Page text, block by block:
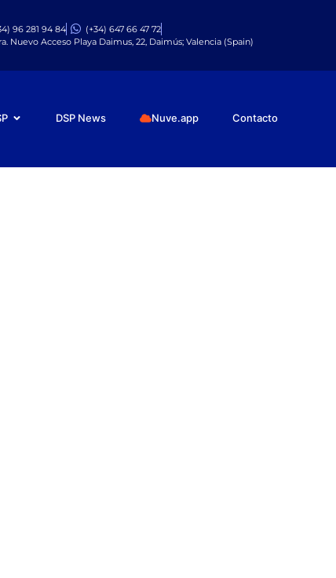
96 281 94 84
(+34) 647 66 47 72
Nuevo Acceso Playa Daimus, 22, Daimús; Valencia (Spain)
DSP News Nuve.app Contacto